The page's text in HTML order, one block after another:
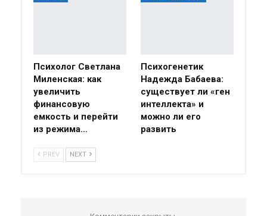
Психолог Светлана
Миленская: как
увеличить
финансовую
емкость и перейти
из режима…
Психогенетик
Надежда Бабаева:
существует ли «ген
интеллекта» и
можно ли его
развить
PREV NEXT